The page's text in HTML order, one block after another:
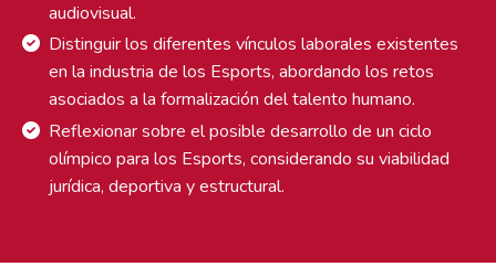
audiovisual.
Distinguir los diferentes vínculos laborales existentes
en la industria de los Esports, abordando los retos
asociados a la formalización del talento humano.
Reflexionar sobre el posible desarrollo de un ciclo
olímpico para los Esports, considerando su viabilidad
jurídica, deportiva y estructural.